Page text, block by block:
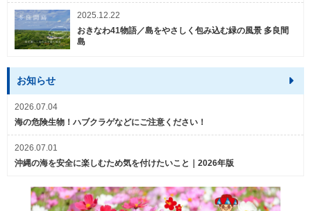
2025.12.22
おきなわ41物語／島をやさしく包み込む緑の風景 多良間
島
お知らせ
2026.07.04
海の危険生物！ハブクラゲなどにご注意ください！
2026.07.01
沖縄の海を安全に楽しむため気を付けたいこと｜2026年版